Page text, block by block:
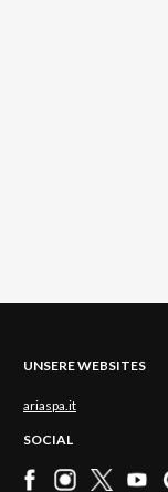
UNSERE WEBSITES
ariaspa.it
SOCIAL